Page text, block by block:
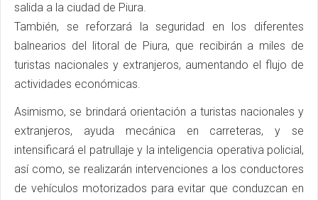
salida a la ciudad de Piura.
También, se reforzará la seguridad en los diferentes
balnearios del litoral de Piura, que recibirán a miles de
turistas nacionales y extranjeros, aumentando el flujo de
actividades económicas.
Asimismo, se brindará orientación a turistas nacionales y
extranjeros, ayuda mecánica en carreteras, y se
intensificará el patrullaje y la inteligencia operativa policial,
así como, se realizarán intervenciones a los conductores
de vehículos motorizados para evitar que conduzcan en